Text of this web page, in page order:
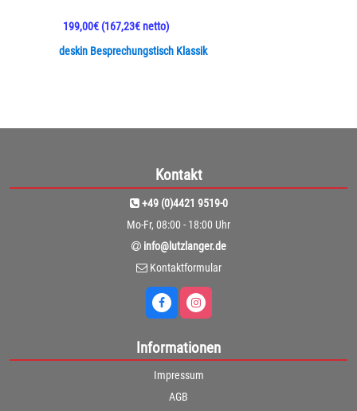
deskin Besprechungstisch Klassik
199,00€(167,23€ netto)
Kontakt
+49 (0)4421 9519-0
Mo-Fr, 08:00 - 18:00 Uhr
info@lutzlanger.de
Kontaktformular
Informationen
Impressum
AGB